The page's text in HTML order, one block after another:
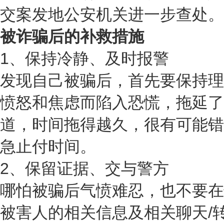
交案发地公安机关进一步查处。
被诈骗后的补救措施
1、保持冷静、及时报警
发现自己被骗后，首先要保持
愤怒和焦虑而陷入恐慌，拖延
道，时间拖得越久，很有可能
急止付时间。
2、保留证据、交与警方
哪怕被骗后气愤难忍，也不要
被害人的相关信息及相关聊天/